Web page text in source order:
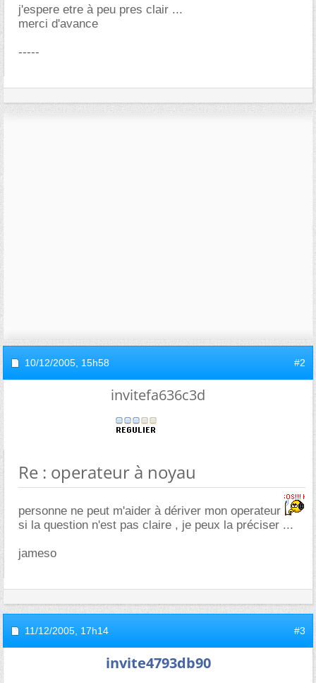
j'espere etre à peu pres clair ...
merci d'avance
-----
10/12/2005, 15h58 #2
invitefa636c3d
Re : operateur à noyau
personne ne peut m'aider à dériver mon operateur
si la question n'est pas claire , je peux la préciser ...
jameso
11/12/2005, 17h14 #3
invite4793db90